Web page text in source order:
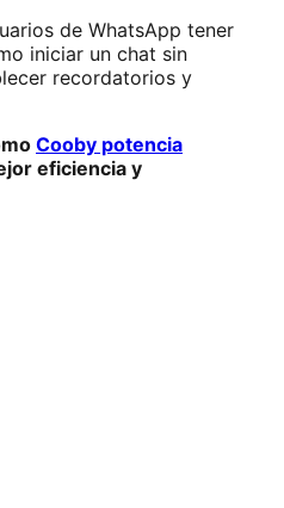
de WhatsApp tener
iniciar un chat sin
recordatorios y
Cooby potencia
eficiencia y